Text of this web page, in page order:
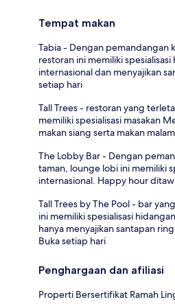
Tempat makan
Tabia - Dengan pemandangan
restoran ini memiliki
internasional dan menyajikan
setiap hari
Tall Trees - restoran yang
memiliki spesialisasi masakan
makan siang serta makan
The Lobby Bar - Dengan
taman, lounge lobi ini memiliki
internasional. Happy hour
Tall Trees by The Pool - bar
ini memiliki spesialisasi
hanya menyajikan santapan
Buka setiap hari
Penghargaan dan afiliasi
Properti Bersertifikat Ramah